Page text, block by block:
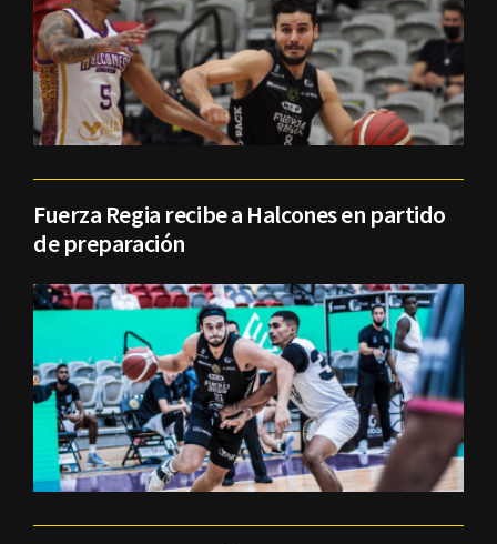
Fuerza Regia recibe a Halcones en partido
de preparación